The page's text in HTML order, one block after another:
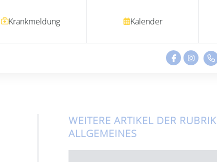
Krankmeldung Kalender
WEITERE ARTIKEL DER RUBRIK
ALLGEMEINES